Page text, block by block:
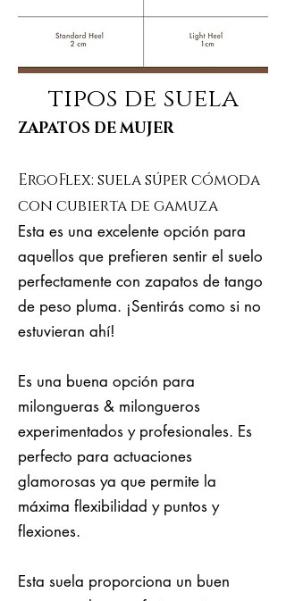
tipos de suela
ZAPATOS DE MUJER
ErgoFlex: suela súper cómoda
con cubierta de gamuza
Esta es una excelente opción para
aquellos que prefieren sentir el suelo
perfectamente con zapatos de tango
de peso pluma. ¡Sentirás como si no
estuvieran ahí!
Es una buena opción para
milongueras & milongueros
experimentados y profesionales. Es
perfecto para actuaciones
glamorosas ya que permite la
máxima flexibilidad y puntos y
flexiones.
Esta suela proporciona un buen